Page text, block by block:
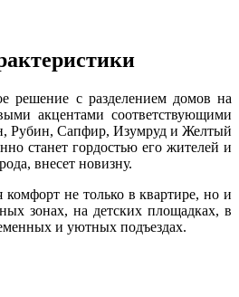
решение с разделением домов на
акцентами соответствующими
Рубин, Сапфир, Изумруд и Желтый
станет гордостью его жителей и
внесет новизну.
не только в квартире, но и
зонах, на детских площадках, в
и уютных подъездах.